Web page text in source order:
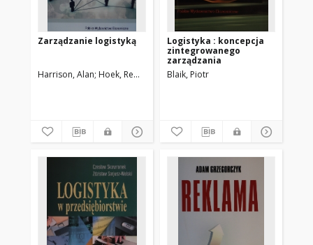
Zarządzanie logistyką
Harrison, Alan Hoek, Remko I. van
Logistyka : koncepcja
zintegrowanego
zarządzania
Blaik, Piotr